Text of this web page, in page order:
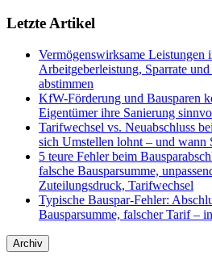
Letzte Artikel
Vermögenswirksame Leistungen
Arbeitgeberleistung, Sparrate
abstimmen
KfW-Förderung und Bausparen
Eigentümer ihre Sanierung
Tarifwechsel vs. Neuabschluss
sich Umstellen lohnt – und wann
5 teure Fehler beim
falsche Bausparsumme,
Zuteilungsdruck, Tarifwechsel
Typische Bauspar-Fehler:
Bausparsumme, falscher Tarif –
Archiv